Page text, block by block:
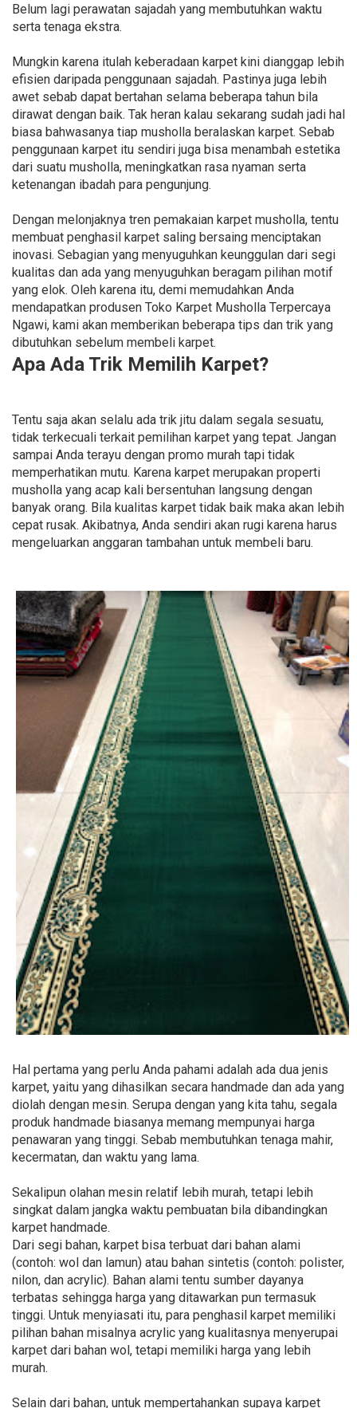
Belum lagi perawatan sajadah yang membutuhkan waktu
serta tenaga ekstra.
Mungkin karena itulah keberadaan karpet kini dianggap lebih
efisien daripada penggunaan sajadah. Pastinya juga lebih
awet sebab dapat bertahan selama beberapa tahun bila
dirawat dengan baik. Tak heran kalau sekarang sudah jadi hal
biasa bahwasanya tiap musholla beralaskan karpet. Sebab
penggunaan karpet itu sendiri juga bisa menambah estetika
dari suatu musholla, meningkatkan rasa nyaman serta
ketenangan ibadah para pengunjung.
Dengan melonjaknya tren pemakaian karpet musholla, tentu
membuat penghasil karpet saling bersaing menciptakan
inovasi. Sebagian yang menyuguhkan keunggulan dari segi
kualitas dan ada yang menyuguhkan beragam pilihan motif
yang elok. Oleh karena itu, demi memudahkan Anda
mendapatkan produsen Toko Karpet Musholla Terpercaya
Ngawi, kami akan memberikan beberapa tips dan trik yang
dibutuhkan sebelum membeli karpet.
Apa Ada Trik Memilih Karpet?
Tentu saja akan selalu ada trik jitu dalam segala sesuatu,
tidak terkecuali terkait pemilihan karpet yang tepat. Jangan
sampai Anda terayu dengan promo murah tapi tidak
memperhatikan mutu. Karena karpet merupakan properti
musholla yang acap kali bersentuhan langsung dengan
banyak orang. Bila kualitas karpet tidak baik maka akan lebih
cepat rusak. Akibatnya, Anda sendiri akan rugi karena harus
mengeluarkan anggaran tambahan untuk membeli baru.
Hal pertama yang perlu Anda pahami adalah ada dua jenis
karpet, yaitu yang dihasilkan secara handmade dan ada yang
diolah dengan mesin. Serupa dengan yang kita tahu, segala
produk handmade biasanya memang mempunyai harga
penawaran yang tinggi. Sebab membutuhkan tenaga mahir,
kecermatan, dan waktu yang lama.
Sekalipun olahan mesin relatif lebih murah, tetapi lebih
singkat dalam jangka waktu pembuatan bila dibandingkan
karpet handmade.
Dari segi bahan, karpet bisa terbuat dari bahan alami
(contoh: wol dan lamun) atau bahan sintetis (contoh: polister,
nilon, dan acrylic). Bahan alami tentu sumber dayanya
terbatas sehingga harga yang ditawarkan pun termasuk
tinggi. Untuk menyiasati itu, para penghasil karpet memiliki
pilihan bahan misalnya acrylic yang kualitasnya menyerupai
karpet dari bahan wol, tetapi memiliki harga yang lebih
murah.
Selain dari bahan, untuk mempertahankan supaya karpet